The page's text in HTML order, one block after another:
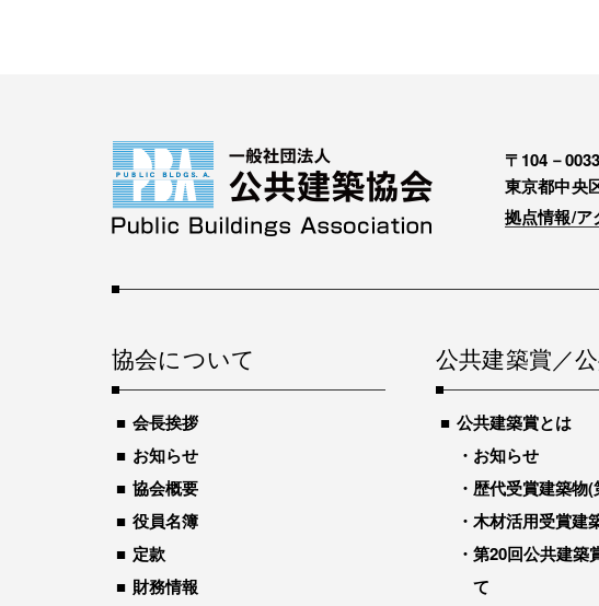
〒104－0033
東京都中央
拠点情報/ア
協会について
会長挨拶
お知らせ
協会概要
役員名簿
定款
財務情報
公共建築賞／
公共建築賞とは
お知らせ
歴代受賞建築物
木材活用受賞建
第20回公共建築
て